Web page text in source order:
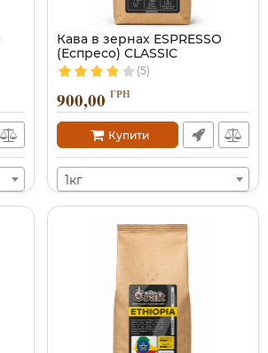
Кава в зернах ESPRESSO
(Еспресо) CLASSIC
(5)
900,00 ГРН
Купити
1кг